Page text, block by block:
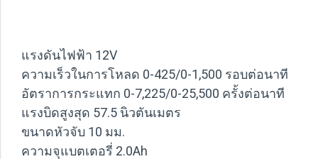
แรงดันไฟฟ้า 12V
ความเร็วในการโหลด 0-425/0-1,500 รอบต่อนาที
อัตราการกระแทก 0-7,225/0-25,500 ครั้งต่อนาที
แรงบิดสูงสุด 57.5 นิวตันเมตร
ขนาดหัวจับ 10 มม.
ความจุแบตเตอรี่ 2.0Ah